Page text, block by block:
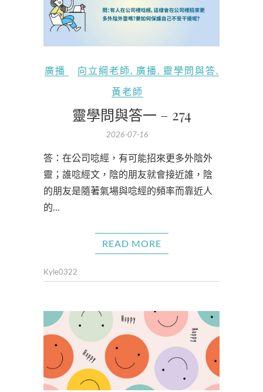
廣播 向立綱老師, 廣播, 靈學問與答,
黃老師
靈學問與答一 – 274
2026-07-16
答：在公司唸經，有可能招來更多外陰外
靈；誰唸經文，陰的朋友就會接近誰，陰
的朋友是隨著氣場與唸經的頻率而靠近人
的…
READ MORE
Kyle0322